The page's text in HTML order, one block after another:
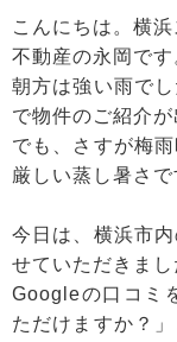
こんにちは。横
不動産の永岡です
朝方は強い雨で
で物件のご紹介が
でも、さすが梅
厳しい蒸し暑さで
今日は、横浜市
せていただきまし
Googleの口コミ
ただけますか？